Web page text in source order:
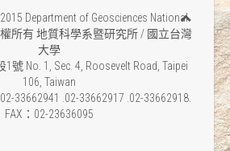
Department of Geosciences National
權所有 地質科學系暨研究所 / 國立台灣
大學
No. 1, Sec. 4, Roosevelt Road, Taipei
106, Taiwan
33662941 .02-33662917 .02-33662918.
FAX：02-23636095